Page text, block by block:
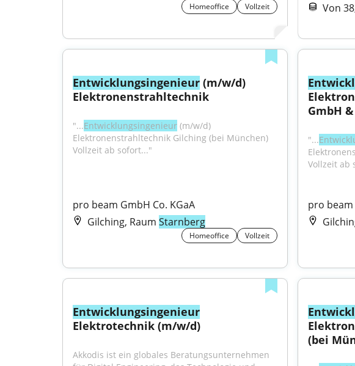
Homeoffice Vollzeit Von
Entwicklungsingenieur (m/w/d)
Elektronenstrahltechnik
"...Entwicklungsingenieur (m/w/d)
Elektronenstrahltechnik Gilching (bei München)
Vollzeit ab sofort..."
pro beam GmbH Co. KGaA
Gilching, Raum Starnberg
Homeoffice Vollzeit
GmbH
"...
Vollzeit ab
pro beam
Entwicklungsingenieur
Elektrotechnik (m/w/d)
Akkodis ist ein globales Beratungsunternehmen
(bei